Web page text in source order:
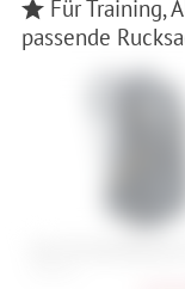
Für Training,
passende